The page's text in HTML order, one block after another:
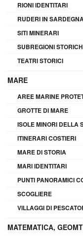
RIONI IDENTITARI
RUDERI IN
SITI MINERARI
SUBREGIONI
TEATRI STORICI
MARE
AREE MARINE
GROTTE DI MARE
ISOLE MINORI DELLA
ITINERARI COSTIERI
MARE DI STORIA
MARI IDENTITARI
PUNTI PANORAMICI
SCOGLIERE
VILLAGGI DI
MATEMATICA,